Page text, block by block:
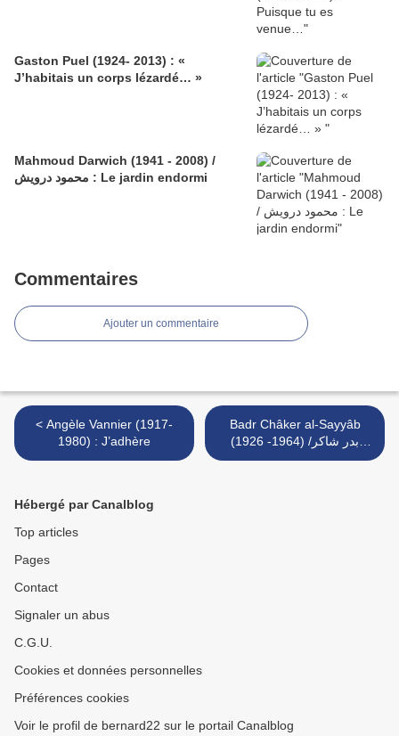
Gaston Puel (1924- 2013) : «
J’habitais un corps lézardé… »
Mahmoud Darwich (1941 - 2008) /
محمود درويش : Le jardin endormi
Commentaires
Ajouter un commentaire
< Angèle Vannier (1917-
1980) : J’adhère
Badr Châker al-Sayyâb
(1926 -1964) /بدر شاكر
السياب : Dans la nuit >
Hébergé par Canalblog
Top articles
Pages
Contact
Signaler un abus
C.G.U.
Cookies et données personnelles
Préférences cookies
Voir le profil de bernard22 sur le portail Canalblog